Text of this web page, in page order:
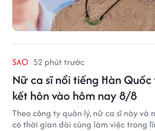
SAO 52 phút trước
Nữ ca sĩ nổi tiếng Hàn
kết hôn vào hôm nay 8/8
Theo công ty quản lý, nữ ca sĩ này và
có thời gian dài cùng làm việc trong